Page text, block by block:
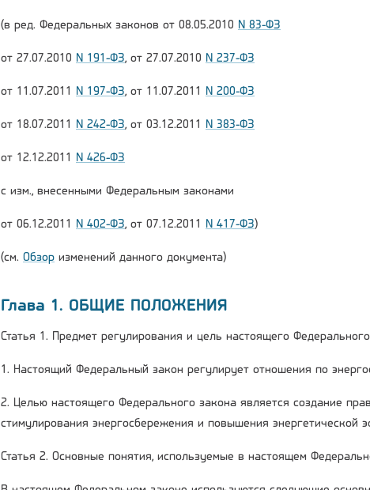
(в ред. Федеральных законов от 08.05.2010 N 83-ФЗ
от 27.07.2010 N 191-ФЗ, от 27.07.2010 N 237-ФЗ
от 11.07.2011 N 197-ФЗ, от 11.07.2011 N 200-ФЗ
от 18.07.2011 N 242-ФЗ, от 03.12.2011 N 383-ФЗ
от 12.12.2011 N 426-ФЗ
с изм., внесенными Федеральным законами
от 06.12.2011 N 402-ФЗ, от 07.12.2011 N 417-ФЗ)
(см. Обзор изменений данного документа)
Глава 1. ОБЩИЕ ПОЛОЖЕНИЯ
Статья 1. Предмет регулирования и цель настоящего
1. Настоящий Федеральный закон регулирует отношения по
2. Целью настоящего Федерального закона является создание
стимулирования энергосбережения и повышения энергетической
Статья 2. Основные понятия, используемые в настоящем